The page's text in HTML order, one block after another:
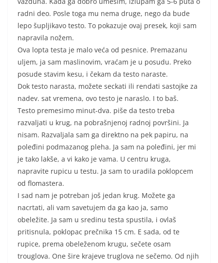
radni deo. Posle toga mu nema druge, nego da bude
lepo šupljikavo testo. To pokazuje ovaj presek, koji sam
napravila nožem.
Ova lopta testa je malo veća od pesnice. Premazanu
uljem, ja sam maslinovim, vraćam je u posudu. Preko
posude stavim kesu, i čekam da testo naraste.
Dok testo narasta, možete seckati ili rendati sastojke za
nadev. sat vremena, ovo testo je naraslo. I to baš.
Testo premesimo minut-dva. piše da testo treba
razvaljati u krug, na pobrašnjenoj radnoj površini. Ja
nisam. Razvaljala sam ga direktno na pek papiru, na
poleđini podmazanog pleha. Ja sam na poleđini, jer mi
je tako lakše, a vi kako je vama. U centru kruga,
napravite rupicu u testu. Ja sam to uradila poklopcem
od flomastera.
I sad nam je potreban još jedan krug. Možete ga
nacrtati, ali vam savetujem da ga kao ja, samo
obeležite. Ja sam u sredinu testa spustila, i ovlaš
pritisnula, poklopac prečnika 15 cm. E sada, od te
rupice, prema obeleženom krugu, sečete osam
trouglova. One šire krajeve truglova ne sečemo. Od njih